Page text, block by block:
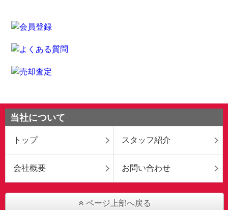
当社について
トップ スタッフ紹介
会社概要 お問い合わせ
ページ上部へ戻る